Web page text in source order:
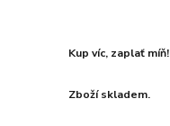
Kup víc, zaplať míň!
Zboží skladem.